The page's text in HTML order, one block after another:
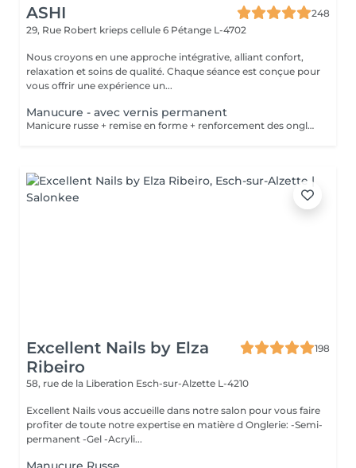
ASHI
248
29, Rue Robert krieps cellule 6 Pétange L-4702
Nous croyons en une approche intégrative, alliant confort,
relaxation et soins de qualité. Chaque séance est conçue pour
vous offrir une expérience un...
Manucure - avec vernis permanent
Manicure russe + remise en forme + renforcement des ongles + vernis permanent .
Excellent Nails by Elza
Ribeiro
198
58, rue de la Liberation Esch-sur-Alzette L-4210
Excellent Nails vous accueille dans notre salon pour vous faire
profiter de toute notre expertise en matière d Onglerie: -Semi-
permanent -Gel -Acryli...